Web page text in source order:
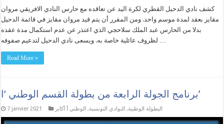
كشف نادي الدحيل القطري لكرة اليد عن تعاقده مع حارس النادي الافريقي مروان
مقايز بعقد لمدة موسم واحد. ومن المقرر أن يتم قيد مروان مقايز في قائمة الدحيل
بدلا من الحارس عبد الملك سلاحجي الذي اعتذر عن عدم استكمال مدة عقده
لظروف عائلية خاصة به. ويسعى نادي الدحيل لتدعيم صفوفه …
Read More »
برنامج الجولة الرابعة من بطولة القسم الوطني ‘ا’
7 janvier 2021 البطولة الوطنية, النوادي التونسية, الوطني أ أكابر